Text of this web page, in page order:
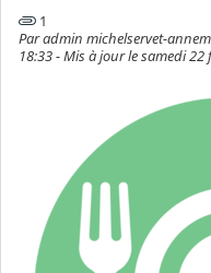
1
Par admin michelservet-
18:33 - Mis à jour le samedi 22